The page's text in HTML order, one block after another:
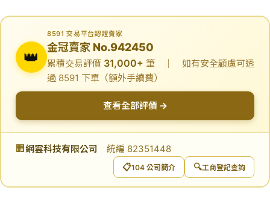
👑
8591 交易平台認證賣家
金冠賣家 No.942450
累積交易評價 31,000+ 筆 ｜ 如有安全顧慮可透
過 8591 下單（額外手續費）
查看全部評價 →
🏢 網雲科技有限公司 統編 82351448
📋104 公司簡介 🔍工商登記查詢